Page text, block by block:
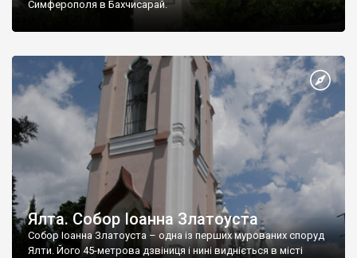
Симферополя в Бахчисарай.
Ялта. Собор Іоанна Златоуста
Собор Іоанна Златоуста – одна із перших мурованих споруд
Ялти. Його 45-метрова дзвіниця і нині видніється в місті